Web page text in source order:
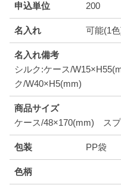
申込単位 200
名入れ 可能(1
名入れ備考
シルク:ケース/
ク/W40×H5(mm)
商品サイズ
ケース/48×170(mm) ス
包装 PP袋
色柄